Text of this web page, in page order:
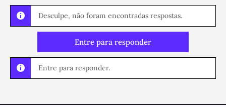
Desculpe, não foram encontradas respostas.
Entre para responder
Entre para responder.